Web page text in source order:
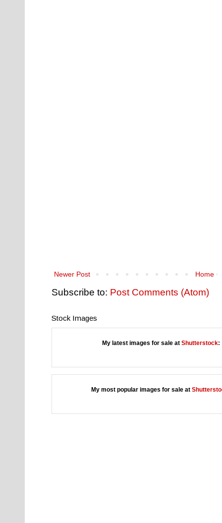
Newer Post Home
Subscribe to: Post Comments (Atom)
Stock Images
My latest images for sale at Shutterstock:
My most popular images for sale at